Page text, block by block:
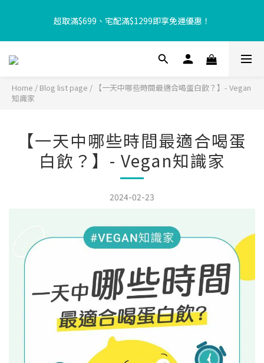
【8月限定⏰】玩遊戲換好禮🎁 豆豆夏令營 等你來報名‼️
超取滿$699、宅配滿$1299即享免運優惠！
【加入樂友享優惠‼️】現在加入會員立享入會禮金 $100，再享全館
【8月限定⏰】玩遊戲換好禮🎁 豆豆夏令營 等你來報名‼️
Home / Blog list page /
【一天中哪些時間最適合喝蛋白飲？】- Vegan
知識家
【一天中哪些時間最適合喝蛋
白飲？】- Vegan知識家
2024-02-23